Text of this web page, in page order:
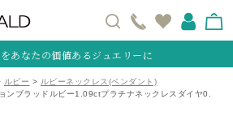
あなたの価値あるジュエリーに
ルビー
ルビーネックレス(ペンダント)
ンブラッドルビー1.09ctプラチナネックレスダイヤ0.